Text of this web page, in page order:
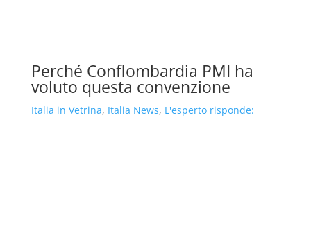
Perché Conflombardia PMI ha
voluto questa convenzione
Italia in Vetrina, Italia News, L'esperto risponde: